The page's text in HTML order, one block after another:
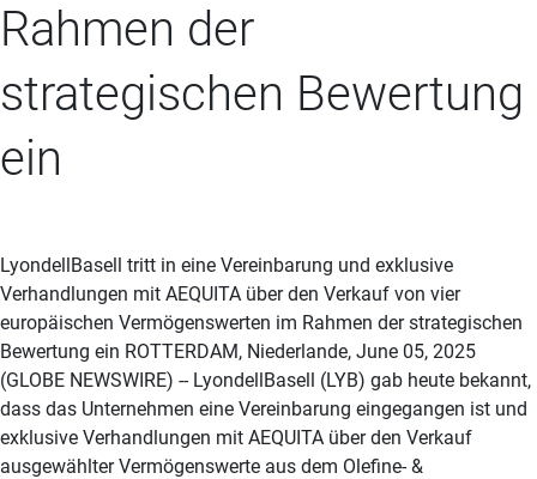
Rahmen der
strategischen Bewertung
ein
LyondellBasell tritt in eine Vereinbarung und exklusive
Verhandlungen mit AEQUITA über den Verkauf von vier
europäischen Vermögenswerten im Rahmen der strategischen
Bewertung ein ROTTERDAM, Niederlande, June 05, 2025
(GLOBE NEWSWIRE) -- LyondellBasell (LYB) gab heute bekannt,
dass das Unternehmen eine Vereinbarung eingegangen ist und
exklusive Verhandlungen mit AEQUITA über den Verkauf
ausgewählter Vermögenswerte aus dem Olefine- &